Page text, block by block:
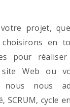
projet,
en
pour
Web ou
nous nous
SCRUM, cycle